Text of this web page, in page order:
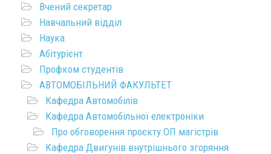
Вчений секретар
Навчальний відділ
Наука
Абітурієнт
Профком студентів
АВТОМОБІЛЬНИЙ ФАКУЛЬТЕТ
Кафедра Автомобілів
Кафедра Автомобільної електроніки
Про обговорення проєкту ОП магістрів
Кафедра Двигунів внутрішнього згоряння